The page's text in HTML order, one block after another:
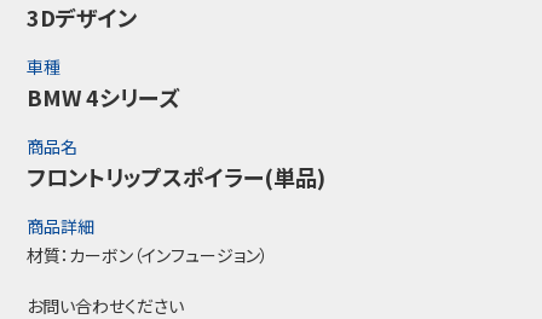
3Dデザイン
車種
BMW 4シリーズ
商品名
フロントリップスポイラー(単品)
商品詳細
材質：カーボン（インフュージョン）
お問い合わせください